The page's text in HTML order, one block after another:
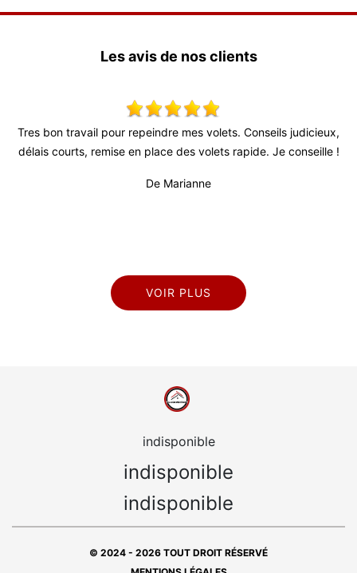
Les avis de nos clients
Conseils judicieux,
rapide. Je conseille !
Super travail ! Équipe très agréable je
VOIR PLUS
indisponible
indisponible
indisponible
© 2024 - 2026 TOUT DROIT RÉSERVÉ